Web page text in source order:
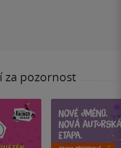
za pozornost